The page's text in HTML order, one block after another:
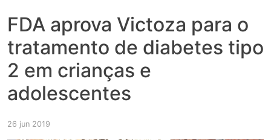
FDA aprova Victoza para o
tratamento de diabetes tipo
2 em crianças e
adolescentes
26 jun 2019